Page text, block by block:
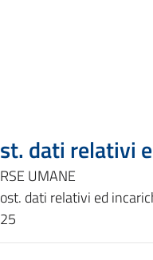
dati relativi
UMANE
dati relativi ed